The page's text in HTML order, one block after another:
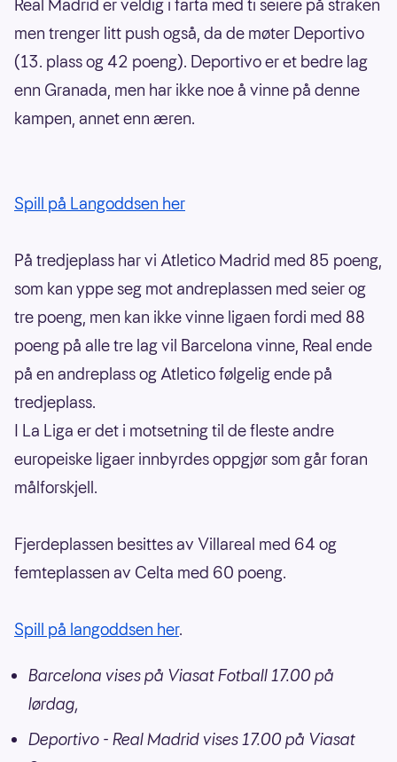
Real Madrid er veldig i farta med ti seiere på straken
men trenger litt push også, da de møter Deportivo
(13. plass og 42 poeng). Deportivo er et bedre lag
enn Granada, men har ikke noe å vinne på denne
kampen, annet enn æren.
Spill på Langoddsen her
På tredjeplass har vi Atletico Madrid med 85 poeng,
som kan yppe seg mot andreplassen med seier og
tre poeng, men kan ikke vinne ligaen fordi med 88
poeng på alle tre lag vil Barcelona vinne, Real ende
på en andreplass og Atletico følgelig ende på
tredjeplass.
I La Liga er det i motsetning til de fleste andre
europeiske ligaer innbyrdes oppgjør som går foran
målforskjell.
Fjerdeplassen besittes av Villareal med 64 og
femteplassen av Celta med 60 poeng.
Spill på langoddsen her.
Barcelona vises på Viasat Fotball 17.00 på
lørdag,
Deportivo - Real Madrid vises 17.00 på Viasat